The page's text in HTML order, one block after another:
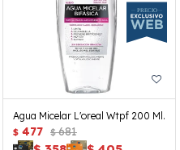
Agua Micelar L'oreal Wtpf 200 Ml.
$ 477 $ 681